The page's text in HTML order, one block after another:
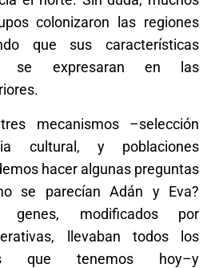
colonizaron las regiones
que sus características
se expresaran en las
mecanismos –selección
cultural, y poblaciones
hacer algunas preguntas
se parecían Adán y Eva?
genes, modificados por
llevaban todos los
que tenemos hoy–y